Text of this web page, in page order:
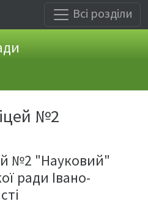
Всі розділи
№2
№2 "Науковий"
ради Івано-